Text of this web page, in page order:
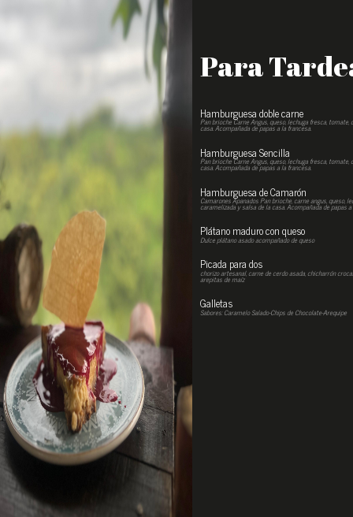
Para
Hamburguesa doble carne
Pan brioche Carne Angus, queso, lechuga fresca,
casa. Acompañada de papas a la francesa.
Hamburguesa Sencilla
Pan brioche Carne Angus, queso, lechuga fresca,
casa. Acompañada de papas a la francesa.
Hamburguesa de Camarón
Camarones Apanados Pan brioche, carne angus, queso,
caramelizada y salsa de la casa. Acompañada de papas
Plátano maduro con queso
Dulce plátano asado acompañado de queso
Picada para dos
chorizo ​​​​artesanal, carne de cerdo asada, chicharrón
arepitas de maíz
Galletas
Sabores: Caramelo Salado-Chips de Chocolate-Arequipe